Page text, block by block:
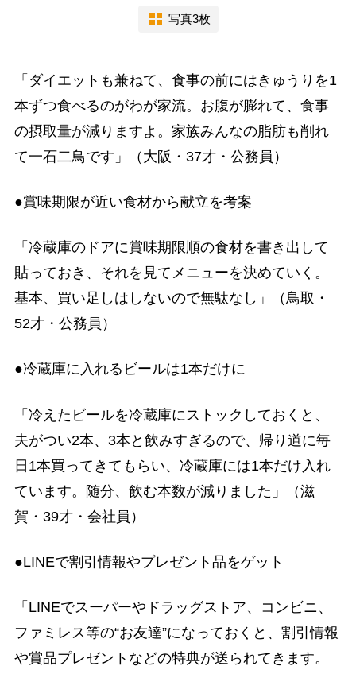
写真3枚
「ダイエットも兼ねて、食事の前にはきゅうりを1
本ずつ食べるのがわが家流。お腹が膨れて、食事
の摂取量が減りますよ。家族みんなの脂肪も削れ
て一石二鳥です」（大阪・37才・公務員）
●賞味期限が近い食材から献立を考案
「冷蔵庫のドアに賞味期限順の食材を書き出して
貼っておき、それを見てメニューを決めていく。
基本、買い足しはしないので無駄なし」（鳥取・
52才・公務員）
●冷蔵庫に入れるビールは1本だけに
「冷えたビールを冷蔵庫にストックしておくと、
夫がつい2本、3本と飲みすぎるので、帰り道に毎
日1本買ってきてもらい、冷蔵庫には1本だけ入れ
ています。随分、飲む本数が減りました」（滋
賀・39才・会社員）
●LINEで割引情報やプレゼント品をゲット
「LINEでスーパーやドラッグストア、コンビニ、
ファミレス等の“お友達”になっておくと、割引情報
や賞品プレゼントなどの特典が送られてきます。